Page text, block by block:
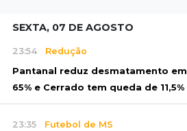
SEXTA, 07 DE AGOSTO
23:54 Redução
Pantanal reduz desmatamento em
65% e Cerrado tem queda de 11,5%
23:35 Futebol de MS